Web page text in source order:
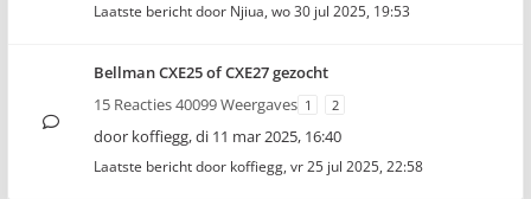
Laatste bericht door Njiua, wo 30 jul 2025, 19:53
Bellman CXE25 of CXE27 gezocht
15 Reacties 40099 Weergaves 1 2
door koffiegg,di 11 mar 2025, 16:40
Laatste bericht door koffiegg, vr 25 jul 2025, 22:58